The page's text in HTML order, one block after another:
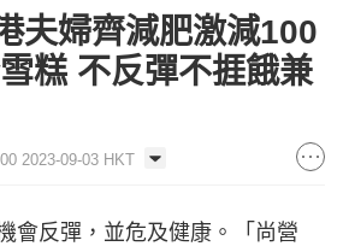
夫婦齊減肥激減100
糕 不反彈不捱餓兼
2023-09-03 HKT
會反彈，並危及健康。「尚營